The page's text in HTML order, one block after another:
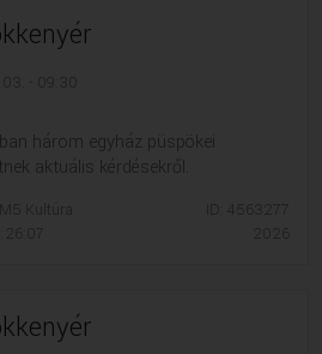
három egyház püspökei
aktuális kérdésekről.
Kultúra
ID: 4563277